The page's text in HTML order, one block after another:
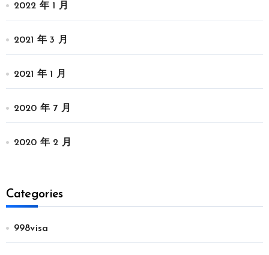
2022 年 1 月
2021 年 3 月
2021 年 1 月
2020 年 7 月
2020 年 2 月
Categories
998visa